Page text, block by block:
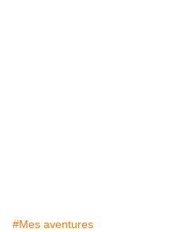
#Mes aventures